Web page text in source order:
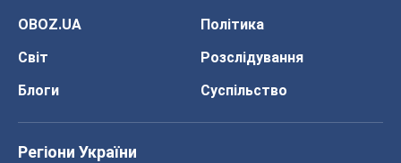
OBOZ.UA
Політика
Світ
Розслідування
Блоги
Суспільство
Регіони України